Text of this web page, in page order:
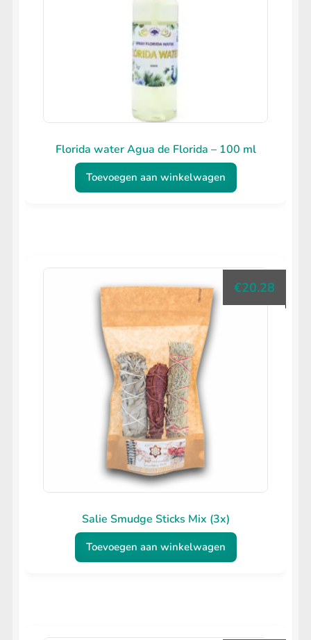
Florida water Agua de Florida – 100 ml
Toevoegen aan winkelwagen
Salie Smudge Sticks Mix (3x)
€20.28
Toevoegen aan winkelwagen